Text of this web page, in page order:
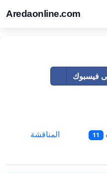
Aredaonline.com
فيسبوك
11
المناقشة